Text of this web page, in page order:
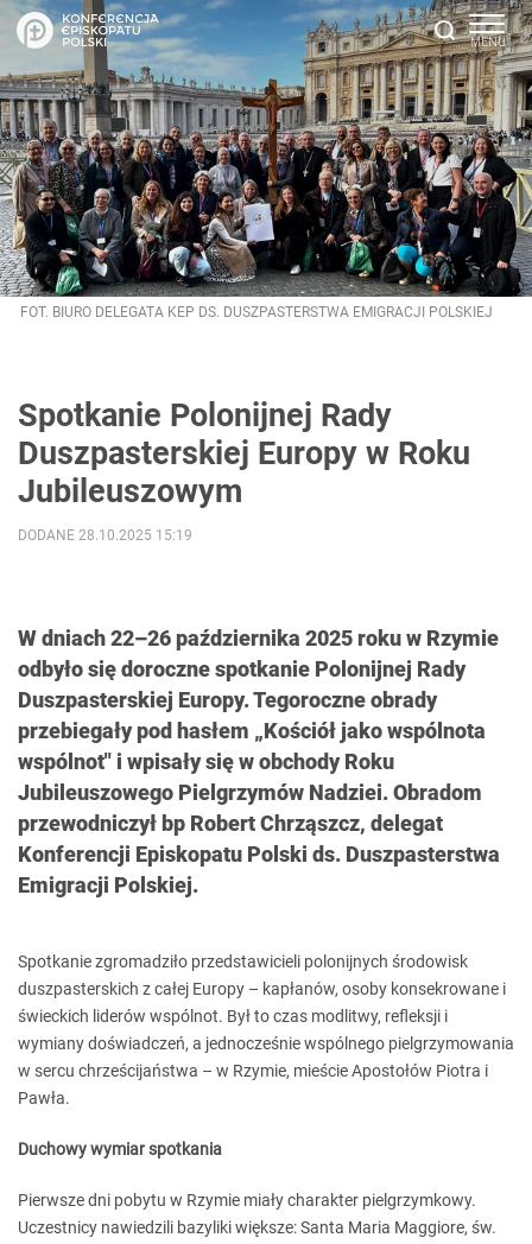
FOT. BIURO DELEGATA KEP DS. DUSZPASTERSTWA EMIGRACJI POLSKIEJ
Spotkanie Polonijnej Rady
Duszpasterskiej Europy w Roku
Jubileuszowym
W dniach 22–26 października 2025 roku w Rzymie
odbyło się doroczne spotkanie Polonijnej Rady
Duszpasterskiej Europy. Tegoroczne obrady
przebiegały pod hasłem „Kościół jako wspólnota
wspólnot" i wpisały się w obchody Roku
Jubileuszowego Pielgrzymów Nadziei. Obradom
przewodniczył bp Robert Chrząszcz, delegat
Konferencji Episkopatu Polski ds. Duszpasterstwa
Emigracji Polskiej.
DODANE 28.10.2025 15:19
Spotkanie zgromadziło przedstawicieli polonijnych środowisk
duszpasterskich z całej Europy – kapłanów, osoby konsekrowane i
świeckich liderów wspólnot. Był to czas modlitwy, refleksji i
wymiany doświadczeń, a jednocześnie wspólnego pielgrzymowania
w sercu chrześcijaństwa – w Rzymie, mieście Apostołów Piotra i
Pawła.
Duchowy wymiar spotkania
Pierwsze dni pobytu w Rzymie miały charakter pielgrzymkowy.
Uczestnicy nawiedzili bazyliki większe: Santa Maria Maggiore, św.